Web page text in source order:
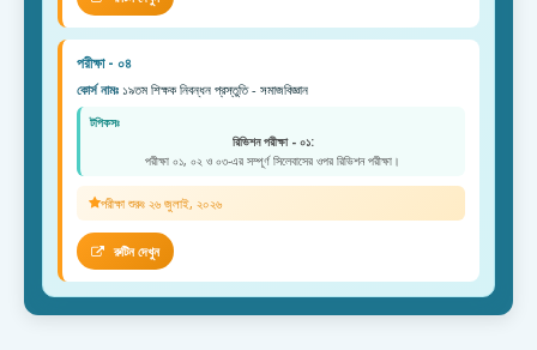
পরীক্ষা - ০৪
কোর্স নামঃ ১৯তম শিক্ষক নিবন্ধন প্রস্তুতি - সমাজবিজ্ঞান
টপিকসঃ
রিভিশন পরীক্ষা - ০১:
পরীক্ষা ০১, ০২ ও ০৩-এর সম্পূর্ণ সিলেবাসের ওপর রিভিশন পরীক্ষা।
পরীক্ষা শুরুঃ ২৬ জুলাই, ২০২৬
রুটিন দেখুন